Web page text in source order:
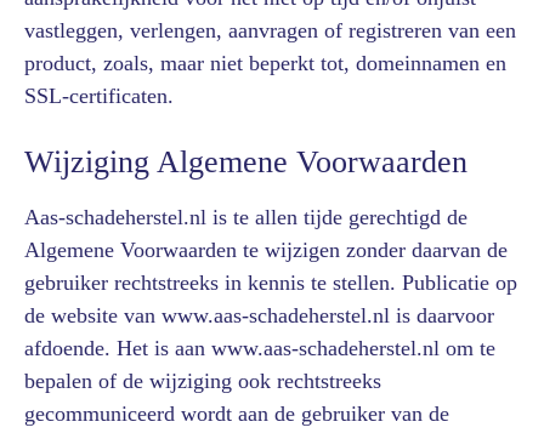
vastleggen, verlengen, aanvragen of registreren van een
product, zoals, maar niet beperkt tot, domeinnamen en
SSL-certificaten.
Wijziging Algemene Voorwaarden
Aas-schadeherstel.nl is te allen tijde gerechtigd de
Algemene Voorwaarden te wijzigen zonder daarvan de
gebruiker rechtstreeks in kennis te stellen. Publicatie op
de website van www.aas-schadeherstel.nl is daarvoor
afdoende. Het is aan www.aas-schadeherstel.nl om te
bepalen of de wijziging ook rechtstreeks
gecommuniceerd wordt aan de gebruiker van de